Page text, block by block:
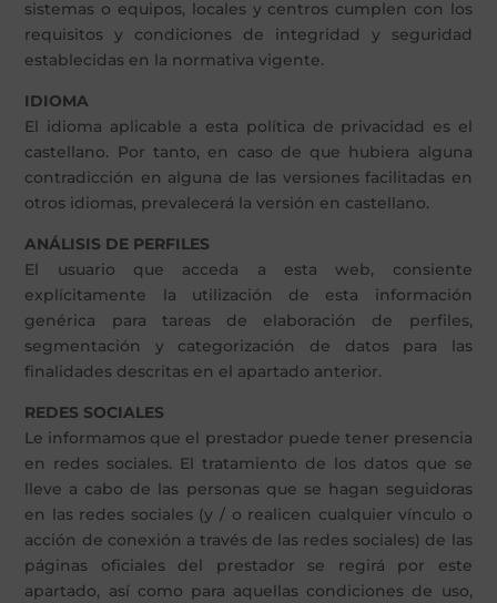
sistemas o equipos, locales y centros cumplen con los
requisitos y condiciones de integridad y seguridad
establecidas en la normativa vigente.
IDIOMA
El idioma aplicable a esta política de privacidad es el
castellano. Por tanto, en caso de que hubiera alguna
contradicción en alguna de las versiones facilitadas en
otros idiomas, prevalecerá la versión en castellano.
ANÁLISIS DE PERFILES
El usuario que acceda a esta web, consiente
explícitamente la utilización de esta información
genérica para tareas de elaboración de perfiles,
segmentación y categorización de datos para las
finalidades descritas en el apartado anterior.
REDES SOCIALES
Le informamos que el prestador puede tener presencia
en redes sociales. El tratamiento de los datos que se
lleve a cabo de las personas que se hagan seguidoras
en las redes sociales (y / o realicen cualquier vínculo o
acción de conexión a través de las redes sociales) de las
páginas oficiales del prestador se regirá por este
apartado, así como para aquellas condiciones de uso,